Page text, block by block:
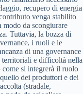
recupero di energia
venga stabilito
da scongiurare
Tuttavia, la bozza di
i ruoli e le
di una governance
territoriali e difficoltà nella
si integrerà il ruolo
dei produttori e dei
(stradale,